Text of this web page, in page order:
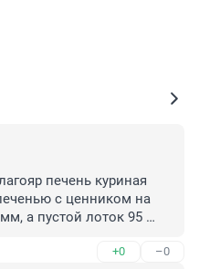
печень куриная
с ценником на
а пустой лоток 95
+0 –0